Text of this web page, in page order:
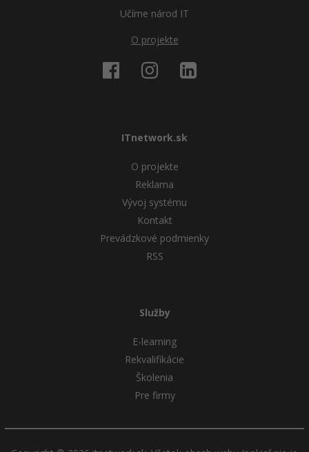
Učíme národ IT
O projekte
ITnetwork.sk
O projekte
Reklama
Vývoj systému
Kontakt
Prevádzkové podmienky
RSS
Služby
E-learning
Rekvalifikácie
Školenia
Pre firmy